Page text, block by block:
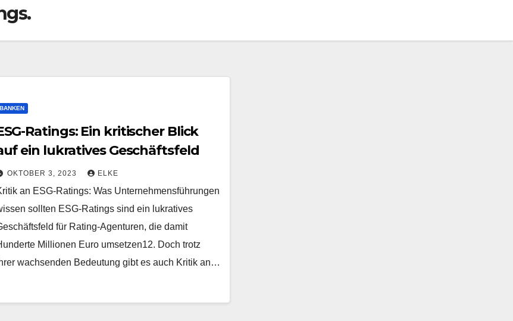
BANKEN
Ratings: Ein kritischer Blick
ein lukratives Geschäftsfeld
OKTOBER 3, 2023 ELKE
an ESG-Ratings: Was Unternehmensführungen
sollten ESG-Ratings sind ein lukratives
für Rating-Agenturen, die damit
Millionen Euro umsetzen12. Doch trotz
wachsenden Bedeutung gibt es auch Kritik an…